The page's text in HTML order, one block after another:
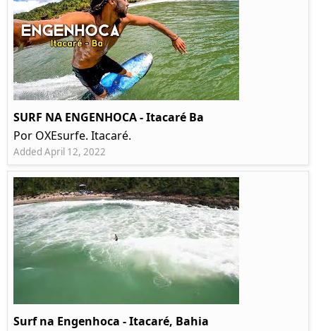
SURF NA ENGENHOCA - Itacaré Ba
Por OXEsurfe. Itacaré.
Added April 12, 2022
Surf na Engenhoca - Itacaré, Bahia